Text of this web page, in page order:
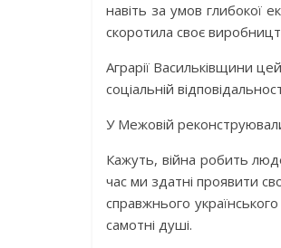
навіть за умов глибокої
скоротила своє
Аграрії Васильківщини
соціальній
У Межовій
Кажуть, війна робить
час ми здатні проявити
справжнього
самотні душі.